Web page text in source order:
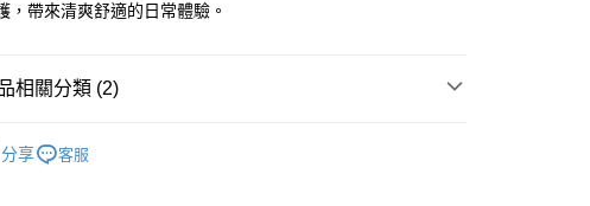
站及營業點 - 確認發貨後1-3個工作天送達
，帶來清爽舒適的日常體驗。
相關分類 (2)
分享 客服